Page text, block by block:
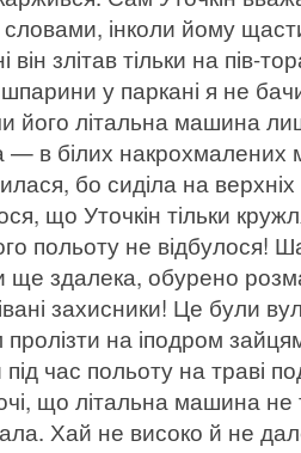
інколи йому
він злітав тільки на пів-
у паркані я не
його літальна машина
— в білих накрохмалених
бо сиділа на
що Уточкін тільки
польоту не відбулося!
ще здалека, обурено
захисники! Це були
на іподром
час польоту на траві
що літальна машина не
Хай не високо й не